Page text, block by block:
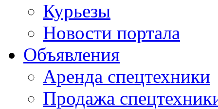
Курьезы
Новости портала
Объявления
Аренда спецтехники
Продажа